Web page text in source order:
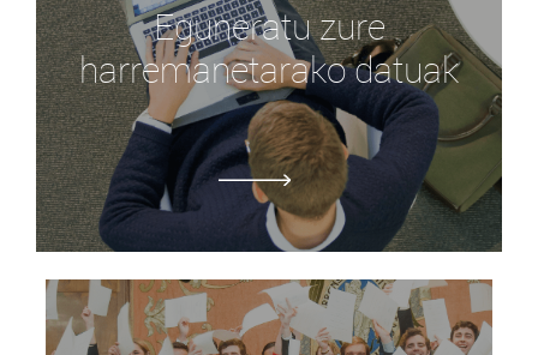
Eguneratu zure
harremanetarako datuak